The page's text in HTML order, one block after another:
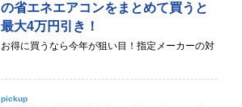
の省エネエアコンをまとめて買うと
最大4万円引き！
お得に買うなら今年が狙い目！指定メーカーの対
pickup